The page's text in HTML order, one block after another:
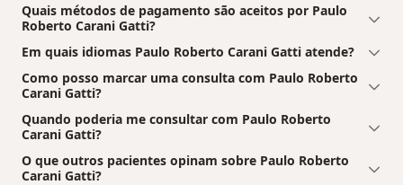
Quais métodos de pagamento são aceitos por Paulo
Roberto Carani Gatti?
Em quais idiomas Paulo Roberto Carani Gatti atende?
Como posso marcar uma consulta com Paulo Roberto
Carani Gatti?
Quando poderia me consultar com Paulo Roberto
Carani Gatti?
O que outros pacientes opinam sobre Paulo Roberto
Carani Gatti?